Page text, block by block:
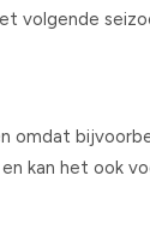
volgende
kan het ook